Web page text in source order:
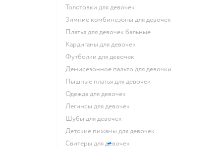
Толстовки для девочек
Зимние комбинезоны для девочек
Платья для девочек бальные
Кардиганы для девочек
Футболки для девочек
Демисезонное пальто для девочки
Пышные платья для девочек
Одежда для девочек
Легинсы для девочек
Шубы для девочек
Детские пижамы для девочек
Свитеры для девочек